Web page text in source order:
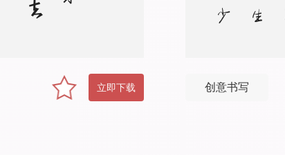
立即下载 创意书写